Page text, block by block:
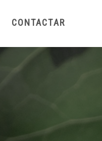
CONTACTAR